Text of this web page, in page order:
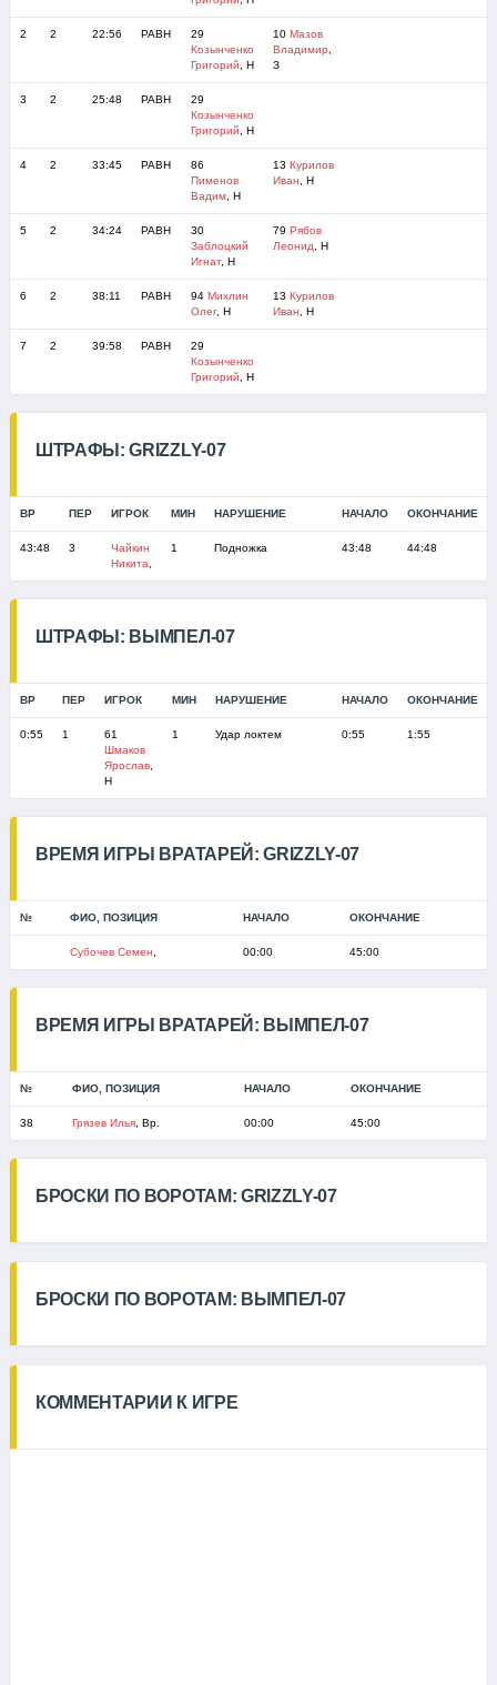
2 2 22:56 РАВН
29
Козынченко
Григорий , Н
10 Мазов
Владимир
З
3 2 25:48 РАВН
29
Козынченко
Григорий , Н
4 2 33:45 РАВН
86
Пименов
Вадим, Н
13 Курилов
Иван , Н
5 2 34:24 РАВН
30
Заблоцкий
Игнат, Н
79 Рябов
Леонид , Н
6 2 38:11 РАВН 94 Михлин
Олег, Н
13 Курилов
Иван , Н
7 2 39:58 РАВН
29
Козынченко
Григорий , Н
ШТРАФЫ: GRIZZLY-07
ВР ПЕР ИГРОК МИН НАРУШЕНИЕ НАЧАЛО ОКОНЧАНИЕ
43:48 3
Чайкин
Никита
1 Подножка 43:48 44:48
ШТРАФЫ: ВЫМПЕЛ-07
ВР ПЕР ИГРОК МИН НАРУШЕНИЕ НАЧАЛО ОКОНЧАНИЕ
0:55 1
61
Шмаков
Ярослав,
Н
1 Удар локтем 0:55 1:55
ВРЕМЯ ИГРЫ ВРАТАРЕЙ: GRIZZLY-07
№ ФИО, ПОЗИЦИЯ НАЧАЛО ОКОНЧАНИЕ
Субочев Семен 00:00 45:00
ВРЕМЯ ИГРЫ ВРАТАРЕЙ: ВЫМПЕЛ-07
№ ФИО, ПОЗИЦИЯ НАЧАЛО ОКОНЧАНИЕ
38 Грязев Илья, Вр. 00:00 45:00
БРОСКИ ПО ВОРОТАМ: GRIZZLY-07
БРОСКИ ПО ВОРОТАМ: ВЫМПЕЛ-07
КОММЕНТАРИИ К ИГРЕ